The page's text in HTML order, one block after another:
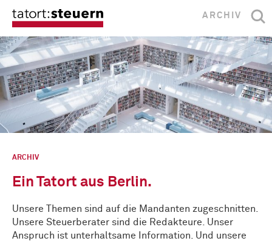
ARCHIV
ARCHIV
Ein Tatort aus Berlin.
Unsere Themen sind auf die Mandanten zugeschnitten.
Unsere Steuerberater sind die Redakteure. Unser
Anspruch ist unterhaltsame Information. Und unsere